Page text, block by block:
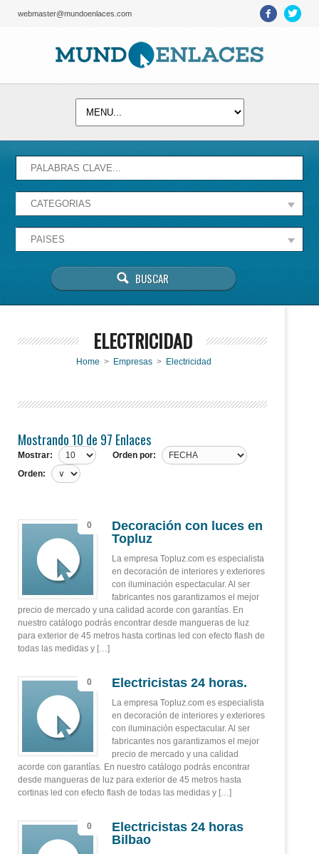
webmaster@mundoenlaces.com
correctamente.
ELECTRICIDAD
Home > Empresas> Electricidad
Mostrando 10 de 97 Enlaces
Mostrar:
Orden por:
Orden:
0
Decoración con luces en
Topluz
La empresa Topluz.com es especialista
en decoración de interiores y exteriores
con iluminación espectacular. Al ser
fabricantes nos garantizamos el mejor
precio de mercado y una calidad acorde con garantías. En
nuestro catálogo podrás encontrar desde mangueras de luz
para exterior de 45 metros hasta cortinas led con efecto flash de
todas las medidas y […]
0 Electricistas 24 horas.
La empresa Topluz.com es especialista
en decoración de interiores y exteriores
con iluminación espectacular. Al ser
fabricantes nos garantizamos el mejor
precio de mercado y una calidad
acorde con garantías. En nuestro catálogo podrás encontrar
desde mangueras de luz para exterior de 45 metros hasta
cortinas led con efecto flash de todas las medidas y […]
0
Electricistas 24 horas
Bilbao